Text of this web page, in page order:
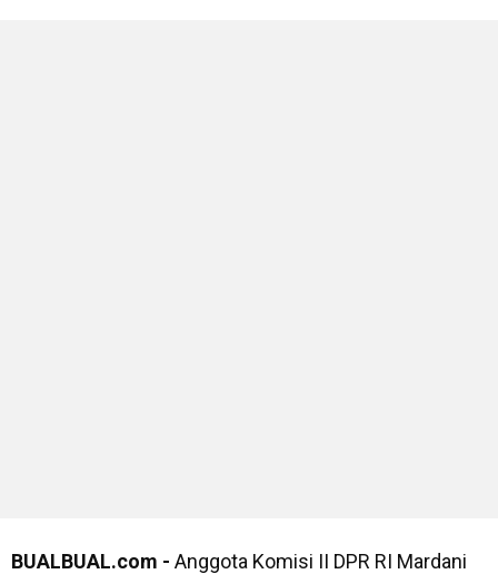
BUALBUAL.com - Anggota Komisi II DPR RI Mardani